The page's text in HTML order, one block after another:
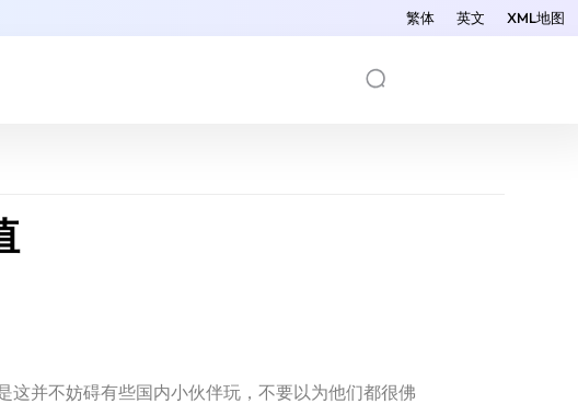
繁体 英文 XML地图
并不妨碍有些国内小伙伴玩，不要以为他们都很佛